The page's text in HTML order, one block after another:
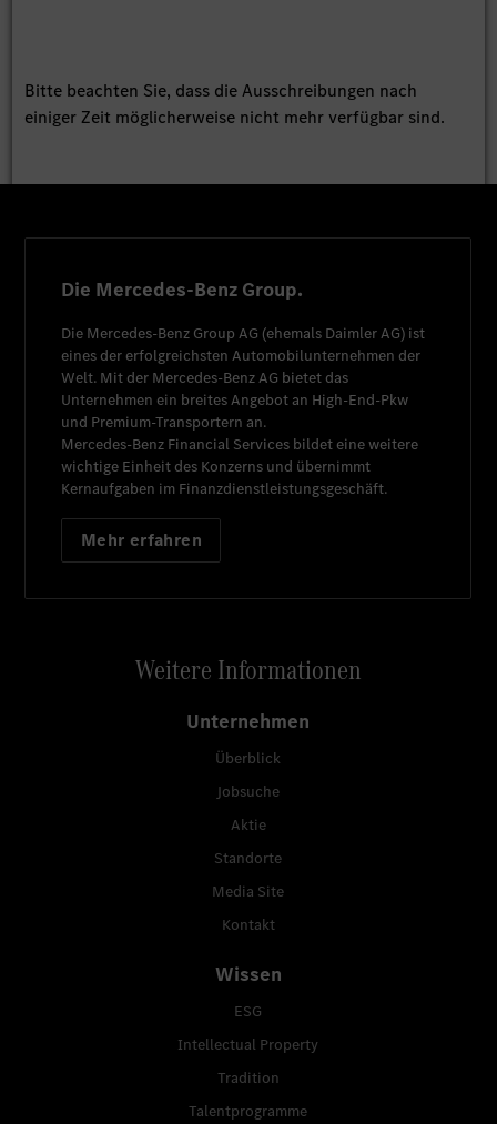
Bitte beachten Sie, dass die Ausschreibungen nach
einiger Zeit möglicherweise nicht mehr verfügbar sind.
Die Mercedes-Benz Group.
Die Mercedes-Benz Group AG (ehemals Daimler AG) ist
eines der erfolgreichsten Automobilunternehmen der
Welt. Mit der Mercedes-Benz AG bietet das
Unternehmen ein breites Angebot an High-End-Pkw
und Premium-Transportern an.
Mercedes-Benz Financial Services bildet eine weitere
wichtige Einheit des Konzerns und übernimmt
Kernaufgaben im Finanzdienstleistungsgeschäft.
Mehr erfahren
Weitere Informationen
Unternehmen
Überblick
Jobsuche
Aktie
Standorte
Media Site
Kontakt
Wissen
ESG
Intellectual Property
Tradition
Talentprogramme